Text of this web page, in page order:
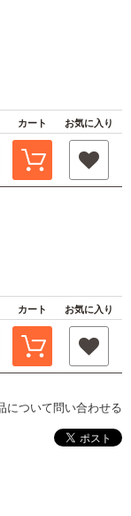
カート お気に入り
カート お気に入り
について問い合わせる